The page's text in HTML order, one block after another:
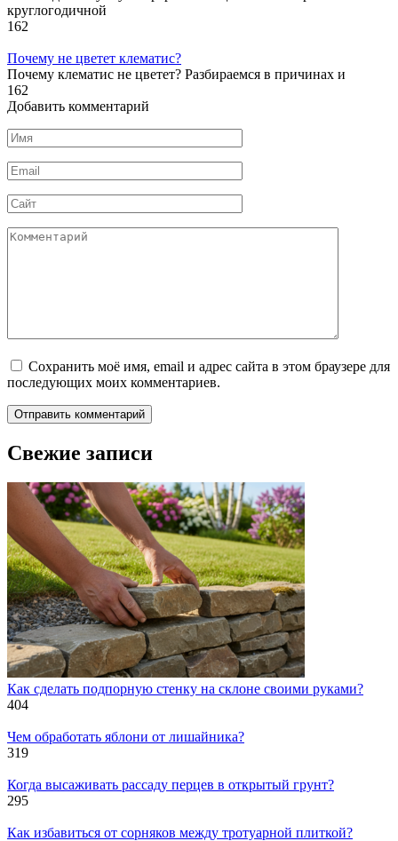
круглогодичной
162
Почему не цветет клематис?
Почему клематис не цветет? Разбираемся в причинах и
162
Добавить комментарий
Имя
*
Email
*
Сайт
Комментарий
Сохранить моё имя, email и адрес сайта в этом браузере для
последующих моих комментариев.
Свежие записи
Как сделать подпорную стенку на склоне своими руками?
404
Чем обработать яблони от лишайника?
319
Когда высаживать рассаду перцев в открытый грунт?
295
Как избавиться от сорняков между тротуарной плиткой?